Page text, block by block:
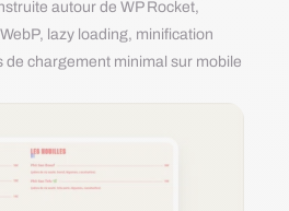
autour de WP Rocket,
lazy loading, minification
de chargement minimal sur mobile